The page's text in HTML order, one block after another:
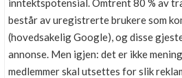
inntektspotensial. Omtrent 80 % av
består av uregistrerte brukere som
(hovedsakelig Google), og disse
annonse. Men igjen: det er ikke
medlemmer skal utsettes for slik